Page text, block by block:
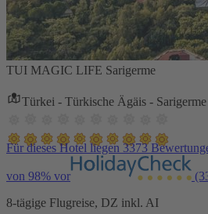
TUI MAGIC LIFE Sarigerme
Türkei - Türkische Ägäis - Sarigerme
Für dieses Hotel liegen 3373
von 98% vor
8-tägige Flugreise, DZ inkl. AI